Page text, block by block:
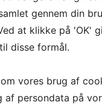
gennem din
at klikke på 'OK'
disse formål.
vores brug af
af persondata på